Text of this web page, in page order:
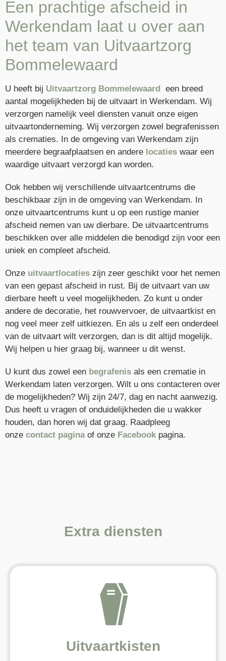
Een prachtige afscheid in
Werkendam laat u over aan
het team van Uitvaartzorg
Bommelewaard
U heeft bij Uitvaartzorg Bommelewaard een breed
aantal mogelijkheden bij de uitvaart in Werkendam. Wij
verzorgen namelijk veel diensten vanuit onze eigen
uitvaartonderneming. Wij verzorgen zowel begrafenissen
als crematies. In de omgeving van Werkendam zijn
meerdere begraafplaatsen en andere locaties waar een
waardige uitvaart verzorgd kan worden.
Ook hebben wij verschillende uitvaartcentrums die
beschikbaar zijn in de omgeving van Werkendam. In
onze uitvaartcentrums kunt u op een rustige manier
afscheid nemen van uw dierbare. De uitvaartcentrums
beschikken over alle middelen die benodigd zijn voor een
uniek en compleet afscheid.
Onze uitvaartlocaties zijn zeer geschikt voor het nemen
van een gepast afscheid in rust. Bij de uitvaart van uw
dierbare heeft u veel mogelijkheden. Zo kunt u onder
andere de decoratie, het rouwvervoer, de uitvaartkist en
nog veel meer zelf uitkiezen. En als u zelf een onderdeel
van de uitvaart wilt verzorgen, dan is dit altijd mogelijk.
Wij helpen u hier graag bij, wanneer u dit wenst.
U kunt dus zowel een begrafenis als een crematie in
Werkendam laten verzorgen. Wilt u ons contacteren over
de mogelijkheden? Wij zijn 24/7, dag en nacht aanwezig.
Dus heeft u vragen of onduidelijkheden die u wakker
houden, dan horen wij dat graag. Raadpleeg
onze contact paginaof onze Facebook pagina.
Extra diensten
Uitvaartkisten